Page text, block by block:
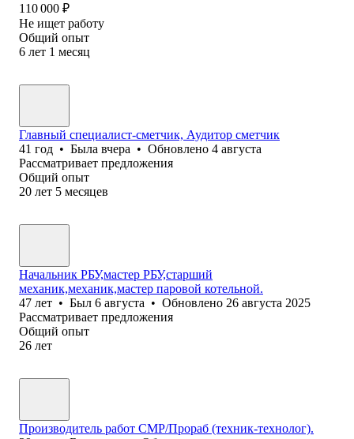
110 000 ₽
Не ищет работу
Общий опыт
6 лет 1 месяц
Главный специалист-сметчик, Аудитор сметчик
41 год • Была вчера • Обновлено 4 августа
Рассматривает предложения
Общий опыт
20 лет 5 месяцев
Начальник РБУ,мастер РБУ,старший
механик,механик,мастер паровой котельной.
47 лет • Был 6 августа • Обновлено 26 августа 2025
Рассматривает предложения
Общий опыт
26 лет
Производитель работ СМР/Прораб (техник-технолог).